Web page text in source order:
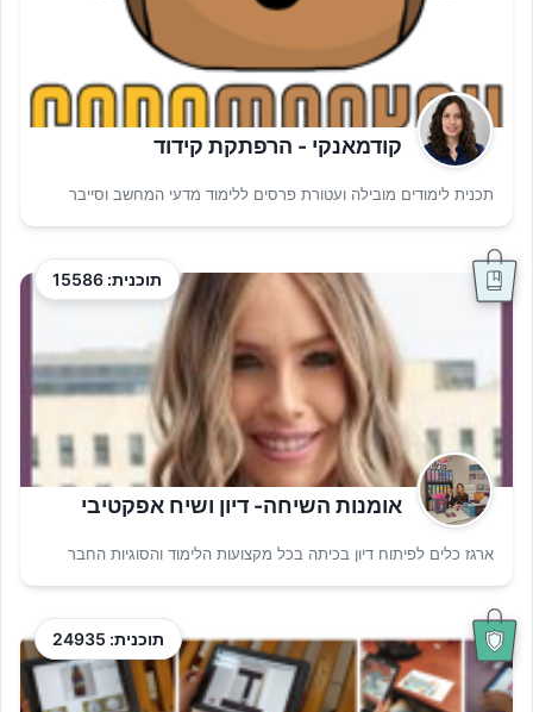
קודמאנקי - הרפתקת קידוד
תכנית לימודים מובילה ועטורת פרסים ללימוד מדעי המחשב וסייבר
תוכנית: 15586
אומנות השיחה- דיון ושיח אפקטיבי
ארגז כלים לפיתוח דיון בכיתה בכל מקצועות הלימוד והסוגיות החבר
תוכנית: 24935